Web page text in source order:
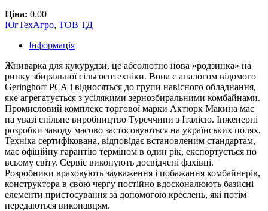
Ціна: 0.00
ЮгТехАгро, ТОВ ТД
Інформація
Жниварка для кукурудзи, це абсолютно нова «родзинка» на
ринку збиральної сільгосптехніки. Вона є аналогом відомого
Geringhoff РСА і відносяться до групи навісного обладнання,
яке агрегатується з усілякими зернозбиральними комбайнами.
Промисловий комплекс торгової марки Актюрк Макина має
на увазі спільне виробництво Туреччини з Італією. Інженерні
розробки заводу масово застосовуються на українських полях.
Техніка сертифікована, відповідає встановленим стандартам,
має офіційну гарантію терміном в один рік, експортується по
всьому світу. Сервіс виконують досвідчені фахівці.
Розробники враховують зауваження і побажання комбайнерів,
конструктора в свою чергу постійно вдосконалюють базисні
елементи пристосування за допомогою креслень, які потім
передаються виконавцям.